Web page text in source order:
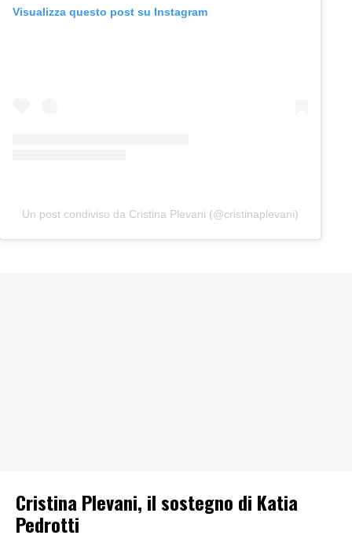
Visualizza questo post su Instagram
Un post condiviso da Cristina Plevani (@cristinaplevani)
Cristina Plevani, il sostegno di Katia
Pedrotti